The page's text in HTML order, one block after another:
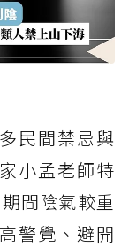
民間禁忌與
小孟老師特
間陰氣較重
警覺、避開